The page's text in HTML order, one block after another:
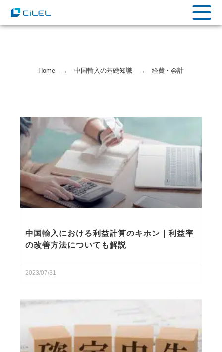
Home → 中国輸⼊の基礎知識 → 経費・会計
中国輸入における利益計算のキホン｜利益率
の改善方法についても解説
2023/07/31